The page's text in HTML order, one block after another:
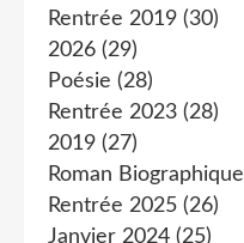
Rentrée 2019 (30)
2026 (29)
Poésie (28)
Rentrée 2023 (28)
2019 (27)
Roman Biographique
Rentrée 2025 (26)
Janvier 2024 (25)